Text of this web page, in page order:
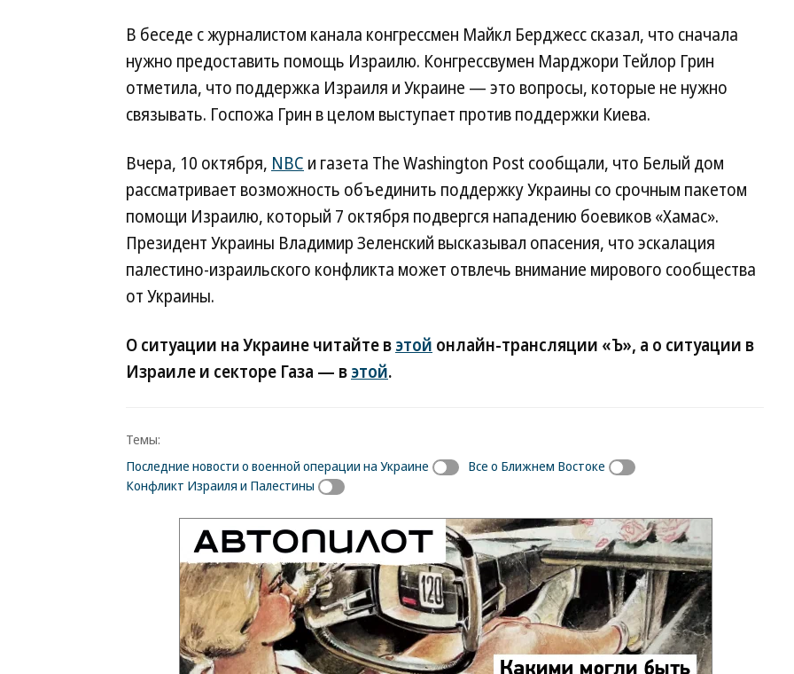
В беседе с журналистом канала конгрессмен Майкл Берджесс сказал, что сначала
нужно предоставить помощь Израилю. Конгрессвумен Марджори Тейлор Грин
отметила, что поддержка Израиля и Украине — это вопросы, которые не нужно
связывать. Госпожа Грин в целом выступает против поддержки Киева.
Вчера, 10 октября, NBC и газета The Washington Post сообщали, что Белый дом
рассматривает возможность объединить поддержку Украины со срочным пакетом
помощи Израилю, который 7 октября подвергся нападению боевиков «Хамас».
Президент Украины Владимир Зеленский высказывал опасения, что эскалация
палестино-израильского конфликта может отвлечь внимание мирового сообщества
от Украины.
О ситуации на Украине читайте вэтой онлайн-трансляции «Ъ», а о ситуации в
Израиле и секторе Газа — вэтой.
Темы:
Последние новости о военной операции на Украине
Все о Ближнем Востоке
Конфликт Израиля и Палестины